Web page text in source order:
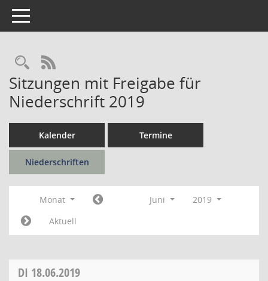
Toggle navigation
Rechercheauswahl
RSS-Feed
Sitzungen mit Freigabe für
Niederschrift 2019
Kalender Termine
Niederschriften
Monat Juni
2019
Aktuell
DI 18.06.2019